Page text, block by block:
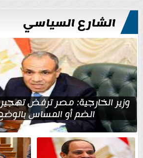
الشارع السياسي
وزير الخارجية: مصر ترفض تهجير
الضم أو المساس